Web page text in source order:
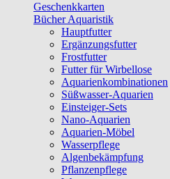
Geschenkkarten
Bücher Aquaristik
Hauptfutter
Ergänzungsfutter
Frostfutter
Futter für Wirbellose
Aquarienkombinationen
Süßwasser-Aquarien
Einsteiger-Sets
Nano-Aquarien
Aquarien-Möbel
Wasserpflege
Algenbekämpfung
Pflanzenpflege